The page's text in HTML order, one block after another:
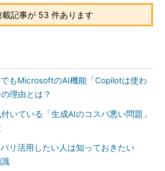
載記事が 53 件あります
もMicrosoftのAI機能「Copilotは使わ
理由とは？
いている「生成AIのコスパ悪い問題」
リ活用したい人は知っておきたい
識